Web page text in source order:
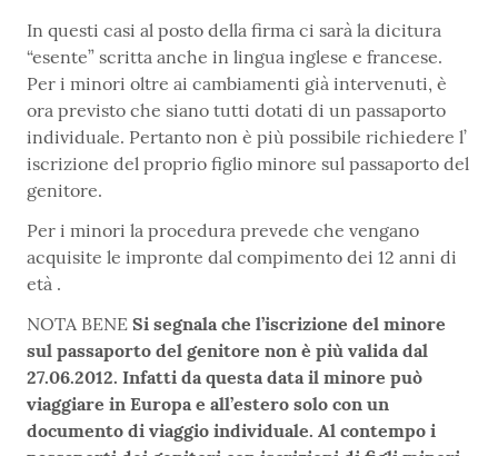
In questi casi al posto della firma ci sarà la dicitura
“esente” scritta anche in lingua inglese e francese.
Per i minori oltre ai cambiamenti già intervenuti, è
ora previsto che siano tutti dotati di un passaporto
individuale. Pertanto non è più possibile richiedere l’
iscrizione del proprio figlio minore sul passaporto del
genitore.
Per i minori la procedura prevede che vengano
acquisite le impronte dal compimento dei 12 anni di
età .
NOTA BENE Si segnala che l’iscrizione del minore
sul passaporto del genitore non è più valida dal
27.06.2012. Infatti da questa data il minore può
viaggiare in Europa e all’estero solo con un
documento di viaggio individuale. Al contempo i